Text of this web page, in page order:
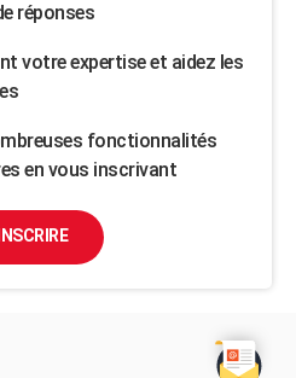
réponses
votre expertise et aidez les
fonctionnalités
en vous inscrivant